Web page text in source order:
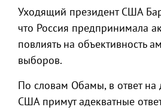
Уходящий президент США
что Россия предпринимала
повлиять на объективность
выборов.
По словам Обамы, в ответ на
США примут адекватные